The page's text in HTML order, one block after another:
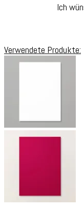
Ich
Verwendete Produkte: